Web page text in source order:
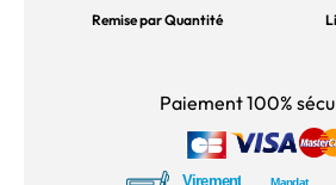
Remise par Quantité
Paiement 100%